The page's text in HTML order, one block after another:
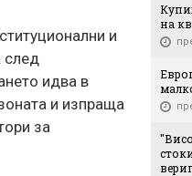
и
след
идва в
и изпраща
за
на